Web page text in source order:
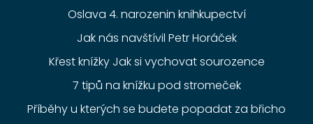
Oslava 4. narozenin knihkupectví
Jak nás navštívil Petr Horáček
Křest knížky Jak si vychovat sourozence
7 tipů na knížku pod stromeček
Příběhy u kterých se budete popadat za břicho